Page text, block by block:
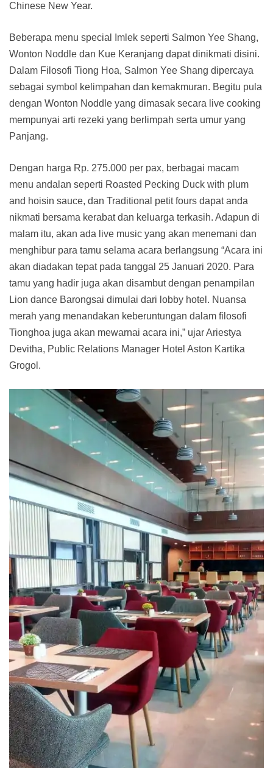
Chinese New Year.
Beberapa menu special Imlek seperti Salmon Yee Shang,
Wonton Noddle dan Kue Keranjang dapat dinikmati disini.
Dalam Filosofi Tiong Hoa, Salmon Yee Shang dipercaya
sebagai symbol kelimpahan dan kemakmuran. Begitu pula
dengan Wonton Noddle yang dimasak secara live cooking
mempunyai arti rezeki yang berlimpah serta umur yang
Panjang.
Dengan harga Rp. 275.000 per pax, berbagai macam
menu andalan seperti Roasted Pecking Duck with plum
and hoisin sauce, dan Traditional petit fours dapat anda
nikmati bersama kerabat dan keluarga terkasih. Adapun di
malam itu, akan ada live music yang akan menemani dan
menghibur para tamu selama acara berlangsung “Acara ini
akan diadakan tepat pada tanggal 25 Januari 2020. Para
tamu yang hadir juga akan disambut dengan penampilan
Lion dance Barongsai dimulai dari lobby hotel. Nuansa
merah yang menandakan keberuntungan dalam filosofi
Tionghoa juga akan mewarnai acara ini,” ujar Ariestya
Devitha, Public Relations Manager Hotel Aston Kartika
Grogol.